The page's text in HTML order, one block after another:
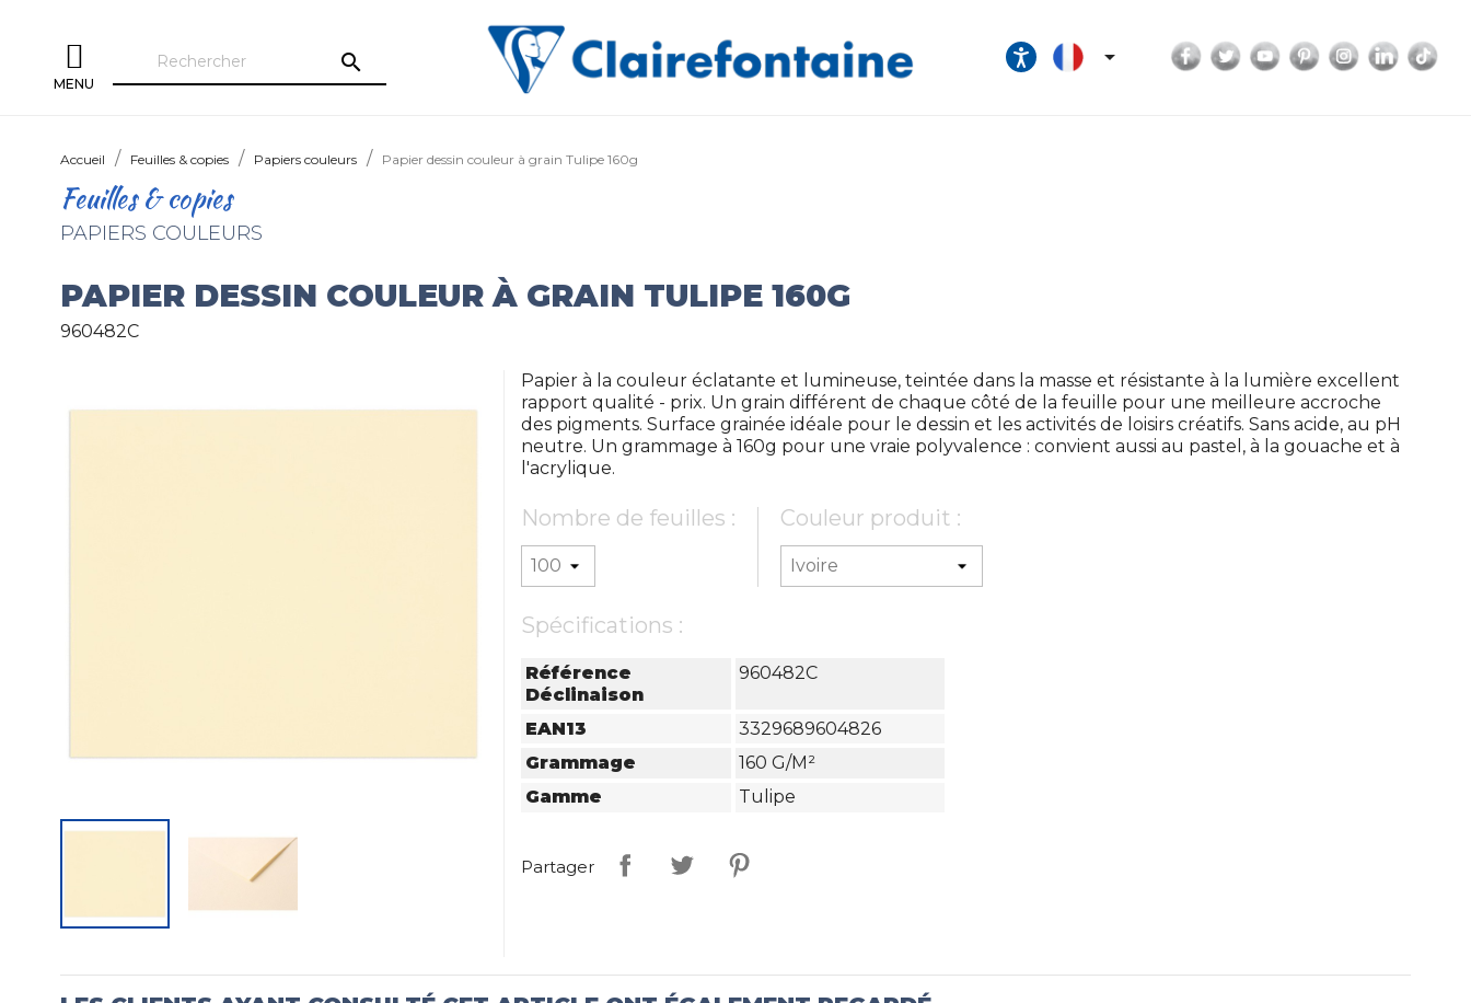
MENU
search  Facebook
TwitterYouTubePinterestInstagram
Accueil Feuilles & copies Papiers couleurs Papier dessin couleur à grain Tulipe 160g
Feuilles & copies
PAPIERS COULEURS
PAPIER DESSIN COULEUR À GRAIN TULIPE 160G
960482C
Papier à la couleur éclatante et lumineuse, teintée dans la masse et résistante à la lumière excellent
rapport qualité - prix. Un grain différent de chaque côté de la feuille pour une meilleure accroche
des pigments. Surface grainée idéale pour le dessin et les activités de loisirs créatifs. Sans acide, au pH
neutre. Un grammage à 160g pour une vraie polyvalence : convient aussi au pastel, à la gouache et à
l'acrylique.
Nombre de feuilles : Couleur produit :
Spécifications :
Référence
Déclinaison
960482C
EAN13
3329689604826
Grammage
160 G/m²
Gamme
Tulipe
Partager